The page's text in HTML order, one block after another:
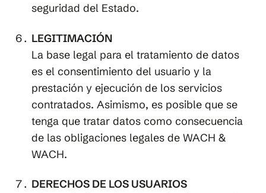
seguridad del Estado.
LEGITIMACIÓN
La base legal para el tratamiento de datos
es el consentimiento del usuario y la
prestación y ejecución de los servicios
contratados. Asimismo, es posible que se
tenga que tratar datos como consecuencia
de las obligaciones legales de WACH &
WACH.
DERECHOS DE LOS USUARIOS